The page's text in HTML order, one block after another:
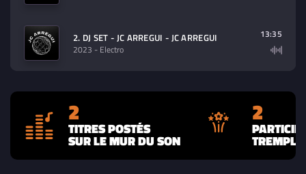
2. DJ SET - JC ARREGUI - JC ARREGUI
2023 - Electro
13:35
2
TITRES POSTÉS
SUR LE MUR DU SON
2